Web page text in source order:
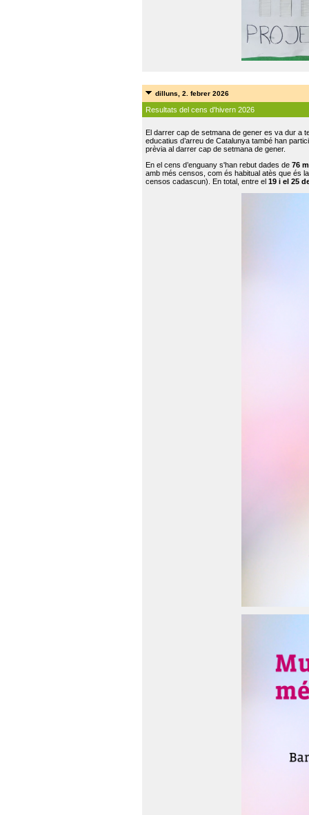
dilluns, 2. febrer 2026
Resultats del cens d'hivern 2026
El darrer cap de setmana de gener es va dur a
educatius d’arreu de Catalunya també han
prèvia al darrer cap de setmana de gener.
En el cens d’enguany s'han rebut dades de 76
amb més censos, com és habitual atès que és
censos cadascun). En total, entre el 19 i el 25